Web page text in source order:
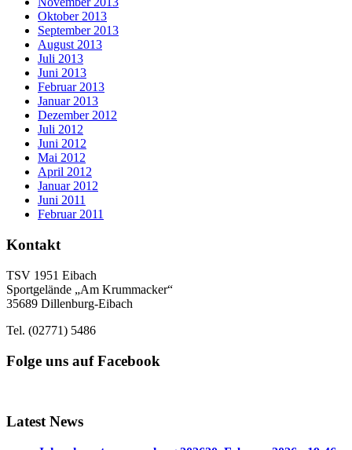
Oktober 2013
September 2013
August 2013
Juli 2013
Juni 2013
Februar 2013
Januar 2013
Dezember 2012
Juli 2012
Juni 2012
Mai 2012
April 2012
Januar 2012
Juni 2011
Februar 2011
Kontakt
TSV 1951 Eibach
Sportgelände „Am Krummacker“
35689 Dillenburg-Eibach
Tel. (02771) 5486
Folge uns auf Facebook
Latest News